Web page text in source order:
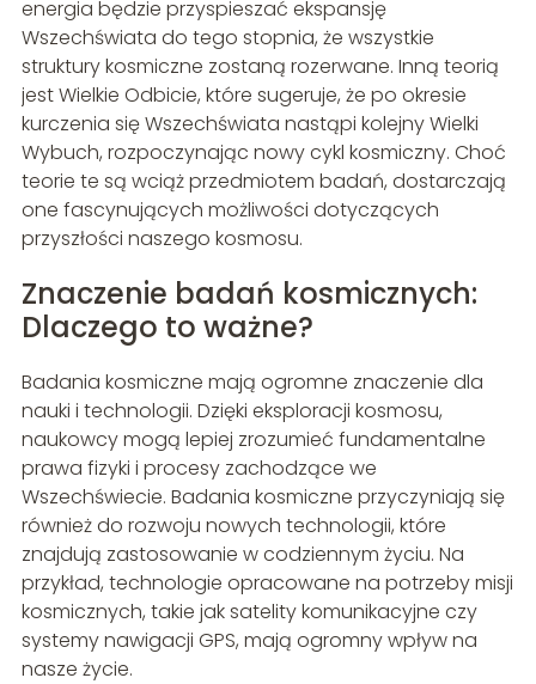
energia będzie przyspieszać ekspansję
Wszechświata do tego stopnia, że wszystkie
struktury kosmiczne zostaną rozerwane. Inną teorią
jest Wielkie Odbicie, które sugeruje, że po okresie
kurczenia się Wszechświata nastąpi kolejny Wielki
Wybuch, rozpoczynając nowy cykl kosmiczny. Choć
teorie te są wciąż przedmiotem badań, dostarczają
one fascynujących możliwości dotyczących
przyszłości naszego kosmosu.
Znaczenie badań kosmicznych:
Dlaczego to ważne?
Badania kosmiczne mają ogromne znaczenie dla
nauki i technologii. Dzięki eksploracji kosmosu,
naukowcy mogą lepiej zrozumieć fundamentalne
prawa fizyki i procesy zachodzące we
Wszechświecie. Badania kosmiczne przyczyniają się
również do rozwoju nowych technologii, które
znajdują zastosowanie w codziennym życiu. Na
przykład, technologie opracowane na potrzeby misji
kosmicznych, takie jak satelity komunikacyjne czy
systemy nawigacji GPS, mają ogromny wpływ na
nasze życie.